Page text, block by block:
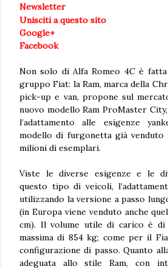
Newsletter
Unisciti a questo sito
Google+
Facebook
Non solo di Alfa Romeo 4C è
gruppo Fiat: la Ram, marca della
pick-up e van, propone sul
nuovo modello Ram ProMaster
l’adattamento alle esigenze
modello di furgonetta già venduto
milioni di esemplari.
Viste le diverse esigenze e le
questo tipo di veicoli,
utilizzando la versione a passo
(in Europa viene venduto anche
cm). Il volume utile di carico è
massima di 854 kg; come per il
configurazione di passo. Quanto
adeguata allo stile Ram, con